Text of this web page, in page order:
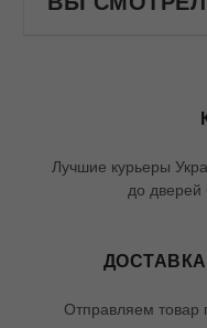
Лучшие курьеры
до дверей
Отправляем товар